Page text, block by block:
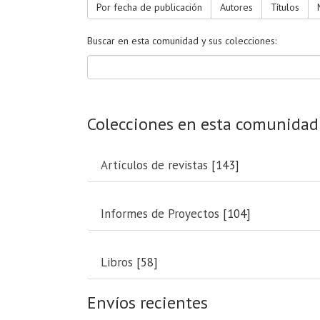
Por fecha de publicación Autores Títulos
Buscar en esta comunidad y sus colecciones:
Colecciones en esta comunidad
Artículos de revistas [143]
Informes de Proyectos [104]
Libros [58]
Envíos recientes